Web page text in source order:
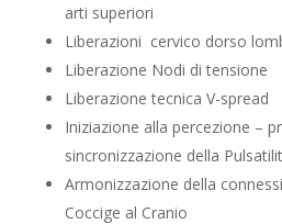
arti superiori
Liberazioni cervico dorso
Liberazione Nodi di tensione
Liberazione tecnica V-spread
Iniziazione alla percezione –
sincronizzazione della
Armonizzazione della
Coccige al Cranio